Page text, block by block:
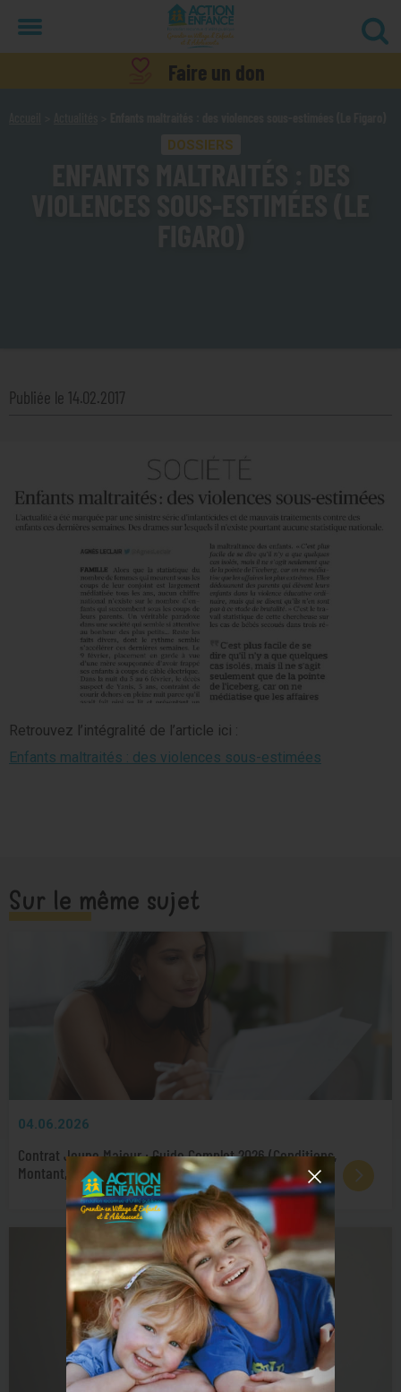
Faire un don
DOSSIERS
Publiée le 14.02.2017
Retrouvez l’intégralité de l’article ici :
Enfants maltraités : des violences sous-estimées
Sur le même sujet
04.06.2026
Contrat Jeune Majeur : Guide Complet 2026 (Conditions,
Montant, Démarches)